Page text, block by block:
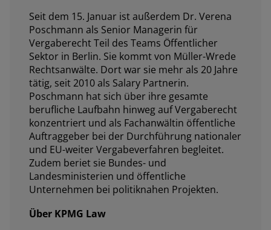
Seit dem 15. Januar ist außerdem Dr. Verena
Poschmann als Senior Managerin für
Vergaberecht Teil des Teams Öffentlicher
Sektor in Berlin. Sie kommt von Müller-Wrede
Rechtsanwälte. Dort war sie mehr als 20 Jahre
tätig, seit 2010 als Salary Partnerin.
Poschmann hat sich über ihre gesamte
berufliche Laufbahn hinweg auf Vergaberecht
konzentriert und als Fachanwältin öffentliche
Auftraggeber bei der Durchführung nationaler
und EU-weiter Vergabeverfahren begleitet.
Zudem beriet sie Bundes- und
Landesministerien und öffentliche
Unternehmen bei politiknahen Projekten.
Über KPMG Law